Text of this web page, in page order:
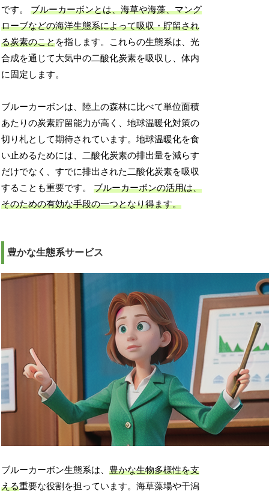
です。ブルーカーボンとは、海草や海藻、マング
ローブなどの海洋生態系によって吸収・貯留され
る炭素のことを指します。これらの生態系は、光
合成を通じて大気中の二酸化炭素を吸収し、体内
に固定します。
ブルーカーボンは、陸上の森林に比べて単位面積
あたりの炭素貯留能力が高く、地球温暖化対策の
切り札として期待されています。地球温暖化を食
い止めるためには、二酸化炭素の排出量を減らす
だけでなく、すでに排出された二酸化炭素を吸収
することも重要です。ブルーカーボンの活用は、
そのための有効な手段の一つとなり得ます。
豊かな生態系サービス
ブルーカーボン生態系は、豊かな生物多様性を支
える重要な役割を担っています。海草藻場や干潟